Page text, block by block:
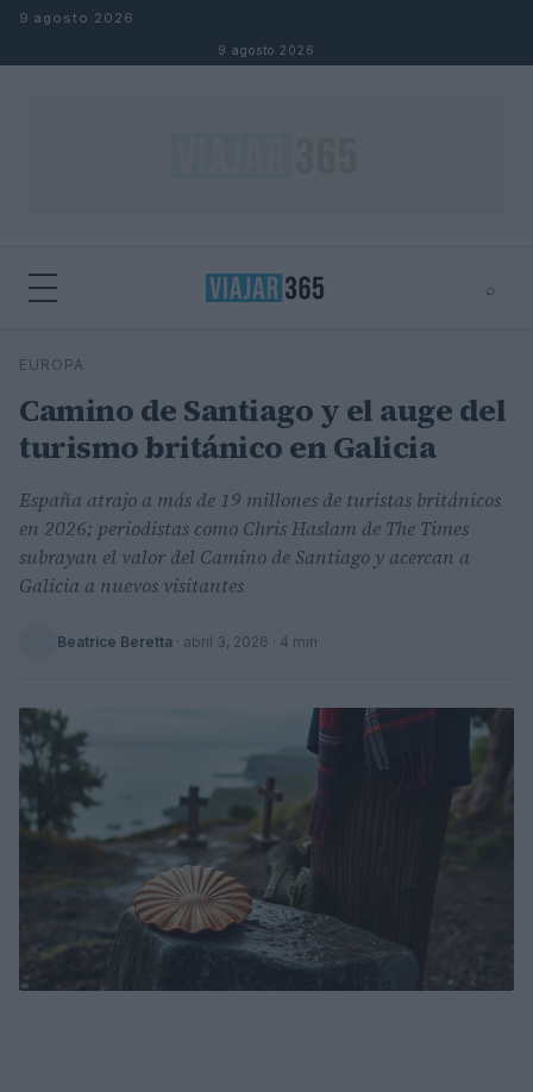
Saltar al contenido
9 agosto 2026
9 agosto 2026
⌕
Buscar
EUROPA
Camino de Santiago y el auge del
turismo británico en Galicia
España atrajo a más de 19 millones de turistas británicos
en 2026; periodistas como Chris Haslam de The Times
subrayan el valor del Camino de Santiago y acercan a
Galicia a nuevos visitantes
Beatrice Beretta · abril 3, 2026 · 4 min